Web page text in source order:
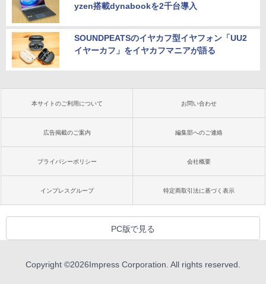
yzen搭載dynabookを2千台導入
SOUNDPEATSのイヤカフ型イヤフォン「UU2
イヤーカフ」をイヤカフマニアが語る
本サイトのご利用について お問い合わせ
広告掲載のご案内 編集部へのご連絡
プライバシーポリシー 会社概要
インプレスグループ 特定商取引法に基づく表示
PC版で見る
Copyright ©2026Impress Corporation. All rights reserved.